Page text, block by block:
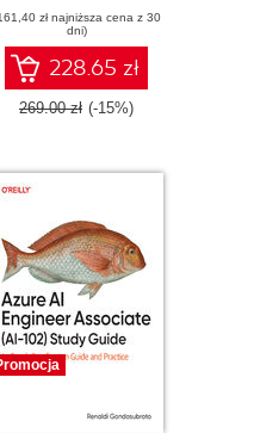
Systems
zł najniższa cena z 30
dni)
228.65 zł
269.00 zł (-15%)